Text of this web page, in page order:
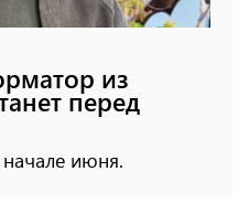
из
перед
июня.